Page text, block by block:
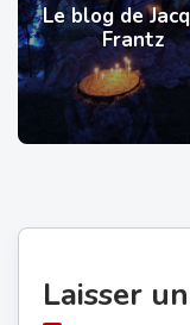
Le blog de
Frantz
Laisser